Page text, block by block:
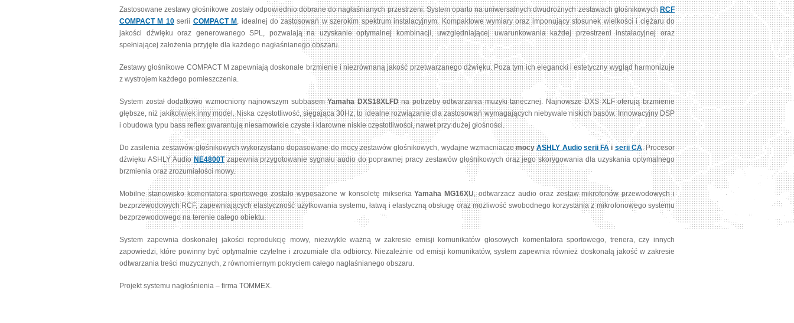
Zastosowane zestawy głośnikowe zostały odpowiednio dobrane do nagłaśnianych przestrzeni. System oparto na uniwersalnych dwudrożnych zestawach głośnikowych RCF
COMPACT M 10serii COMPACT M , idealnej do zastosowań w szerokim spektrum instalacyjnym. Kompaktowe wymiary oraz imponujący stosunek wielkości i ciężaru do
jakości dźwięku oraz generowanego SPL, pozwalają na uzyskanie optymalnej kombinacji, uwzględniającej uwarunkowania każdej przestrzeni instalacyjnej oraz
spełniającej założenia przyjęte dla każdego nagłaśnianego obszaru.
Zestawy głośnikowe COMPACT M zapewniają doskonałe brzmienie i niezrównaną jakość przetwarzanego dźwięku. Poza tym ich elegancki i estetyczny wygląd harmonizuje
z wystrojem każdego pomieszczenia.
System został dodatkowo wzmocniony najnowszym subbasemYamaha DXS18XLFDna potrzeby odtwarzania muzyki tanecznej. Najnowsze DXS XLF oferują brzmienie
głębsze, niż jakikolwiek inny model. Niska częstotliwość, sięgająca 30Hz, to idealne rozwiązanie dla zastosowań wymagających niebywale niskich basów. Innowacyjny DSP
i obudowa typu bass reflex gwarantują niesamowicie czyste i klarowne niskie częstotliwości, nawet przy dużej głośności.
Do zasilenia zestawów głośnikowych wykorzystano dopasowane do mocy zestawów głośnikowych, wydajne wzmacniaczemocyASHLY Audio serii FA iserii CA. Procesor
dźwięku ASHLY Audio NE4800Tzapewnia przygotowanie sygnału audio do poprawnej pracy zestawów głośnikowych oraz jego skorygowania dla uzyskania optymalnego
brzmienia oraz zrozumiałości mowy.
Mobilne stanowisko komentatora sportowego zostało wyposażone w konsoletę mikserkaYamaha MG16XU, odtwarzacz audio oraz zestaw mikrofonów przewodowych i
bezprzewodowych RCF, zapewniających elastyczność użytkowania systemu, łatwą i elastyczną obsługę oraz możliwość swobodnego korzystania z mikrofonowego systemu
bezprzewodowego na terenie całego obiektu.
System zapewnia doskonałej jakości reprodukcję mowy, niezwykle ważną w zakresie emisji komunikatów głosowych komentatora sportowego, trenera, czy innych
zapowiedzi, które powinny być optymalnie czytelne i zrozumiałe dla odbiorcy. Niezależnie od emisji komunikatów, system zapewnia również doskonałą jakość w zakresie
odtwarzania treści muzycznych, z równomiernym pokryciem całego nagłaśnianego obszaru.
Projekt systemu nagłośnienia – firma TOMMEX.